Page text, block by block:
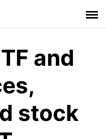
and
stock